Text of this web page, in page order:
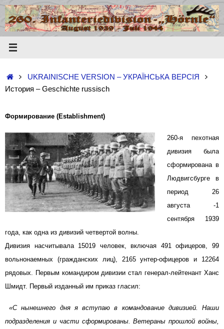
Zum
Inhalt
springen
StartUKRAINISCHE VERSION – УКРАЇНСЬКА ВЕРСІЯ
История – Geschichte russisch
Формирование (Establishment)
260-я пехотная
дивизия была
сформирована в
Людвигсбурге в
период 26
августа -1
сентября 1939
года, как одна из дивизий четвертой волны.
Дивизия насчитывала 15019 человек, включая 491 офицеров, 99
вольнонаемных (гражданских лиц), 2165 унтер-офицеров и 12264
рядовых. Первым командиром дивизии стал генерал-лейтенант Ханс
Шмидт. Первый изданный им приказ гласил:
«С нынешнего дня я вступаю в командование дивизией. Наши
подразделения и части сформированы. Ветераны прошлой войны,